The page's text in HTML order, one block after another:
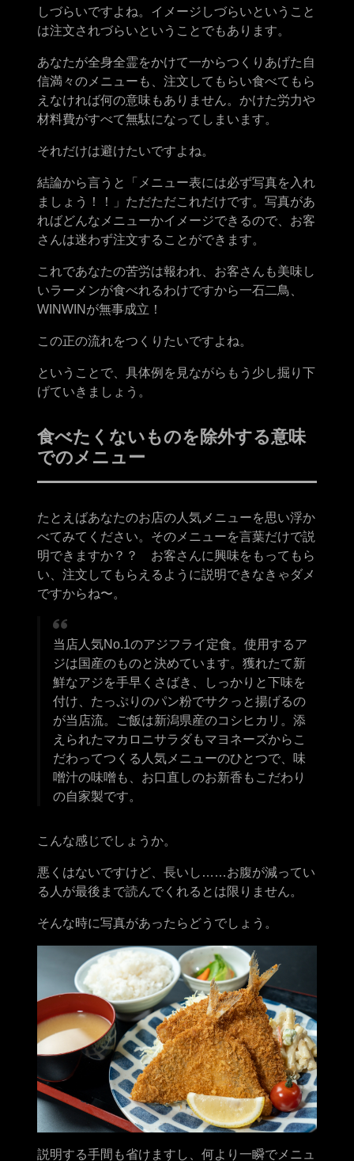
しづらいですよね。イメージしづらいということ
は注文されづらいということでもあります。
あなたが全身全霊をかけて一からつくりあげた自
信満々のメニューも、注文してもらい食べてもら
えなければ何の意味もありません。かけた労力や
材料費がすべて無駄になってしまいます。
それだけは避けたいですよね。
結論から言うと「メニュー表には必ず写真を入れ
ましょう！！」ただただこれだけです。写真があ
ればどんなメニューかイメージできるので、お客
さんは迷わず注文することができます。
これであなたの苦労は報われ、お客さんも美味し
いラーメンが食べれるわけですから一石二鳥、
WINWINが無事成立！
この正の流れをつくりたいですよね。
ということで、具体例を見ながらもう少し掘り下
げていきましょう。
食べたくないものを除外する意味
でのメニュー
たとえばあなたのお店の人気メニューを思い浮か
べてみてください。そのメニューを言葉だけで説
明できますか？？ お客さんに興味をもってもら
い、注文してもらえるように説明できなきゃダメ
ですからね〜。
当店人気No.1のアジフライ定食。使用するア
ジは国産のものと決めています。獲れたて新
鮮なアジを手早くさばき、しっかりと下味を
付け、たっぷりのパン粉でサクっと揚げるの
が当店流。ご飯は新潟県産のコシヒカリ。添
えられたマカロニサラダもマヨネーズからこ
だわってつくる人気メニューのひとつで、味
噌汁の味噌も、お口直しのお新香もこだわり
の自家製です。
こんな感じでしょうか。
悪くはないですけど、長いし……お腹が減ってい
る人が最後まで読んでくれるとは限りません。
そんな時に写真があったらどうでしょう。
説明する手間も省けますし、何より一瞬でメニュ